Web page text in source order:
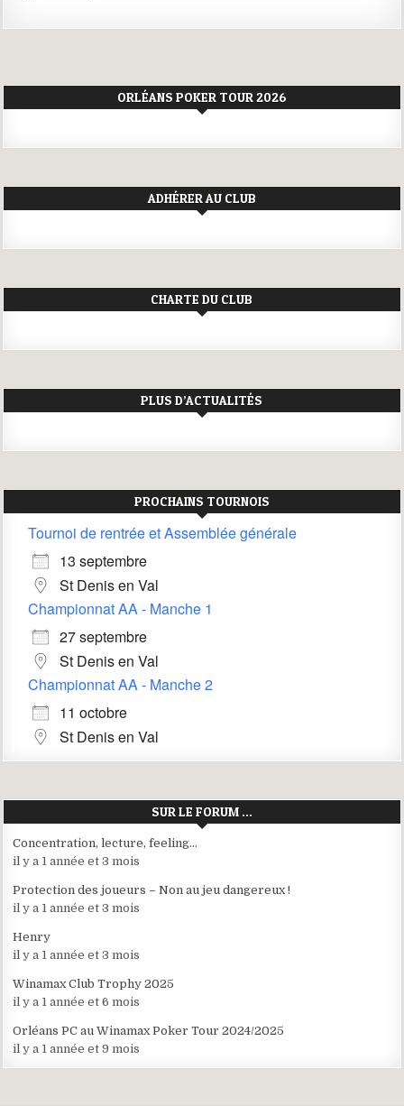
ORLÉANS POKER TOUR 2026
ADHÉRER AU CLUB
CHARTE DU CLUB
PLUS D’ACTUALITÉS
PROCHAINS TOURNOIS
Tournoi de rentrée et Assemblée générale
13 septembre
St Denis en Val
Championnat AA - Manche 1
27 septembre
St Denis en Val
Championnat AA - Manche 2
11 octobre
St Denis en Val
SUR LE FORUM …
Concentration, lecture, feeling…
il y a 1 année et 3 mois
Protection des joueurs – Non au jeu dangereux !
il y a 1 année et 3 mois
Henry
il y a 1 année et 3 mois
Winamax Club Trophy 2025
il y a 1 année et 6 mois
Orléans PC au Winamax Poker Tour 2024/2025
il y a 1 année et 9 mois